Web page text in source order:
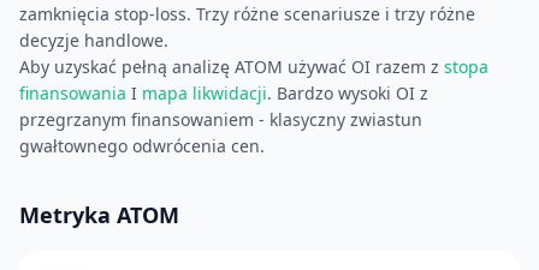
zamknięcia stop-loss. Trzy różne scenariusze i trzy różne
decyzje handlowe.
Aby uzyskać pełną analizę ATOM używać OI razem z stopa
finansowania I mapa likwidacji. Bardzo wysoki OI z
przegrzanym finansowaniem - klasyczny zwiastun
gwałtownego odwrócenia cen.
Metryka ATOM